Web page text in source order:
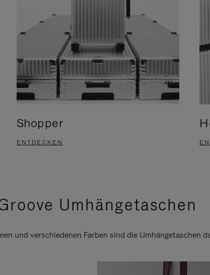
Shopper
ENTDECKEN
Umhängetaschen
und verschiedenen Farben sind die Umhängetaschen